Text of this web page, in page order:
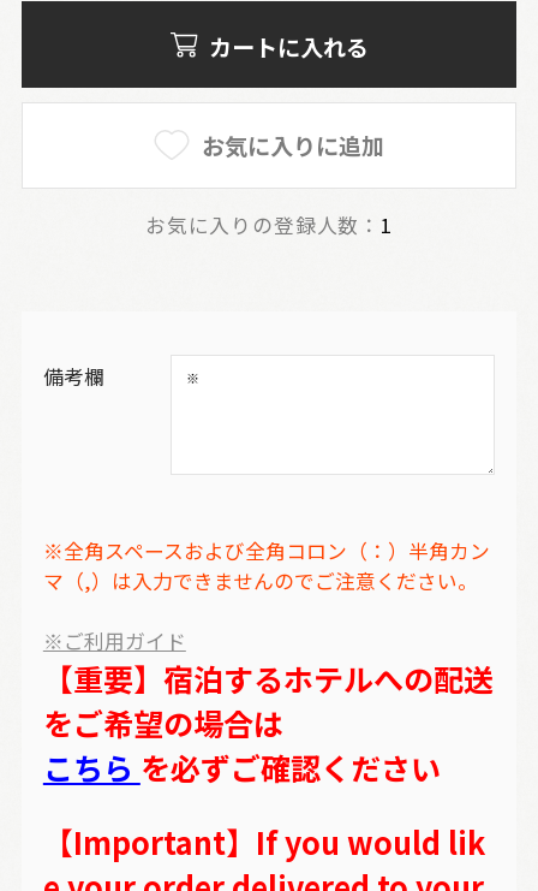
カートに入れる
お気に入りに追加
お気に入りの登録人数： 1
備考欄
※全角スペースおよび全角コロン（：）半角カン
マ（,）は入力できませんのでご注意ください。
※ご利用ガイド
【重要】宿泊するホテルへの配送
をご希望の場合は
こちら を必ずご確認ください
【Important】If you would lik